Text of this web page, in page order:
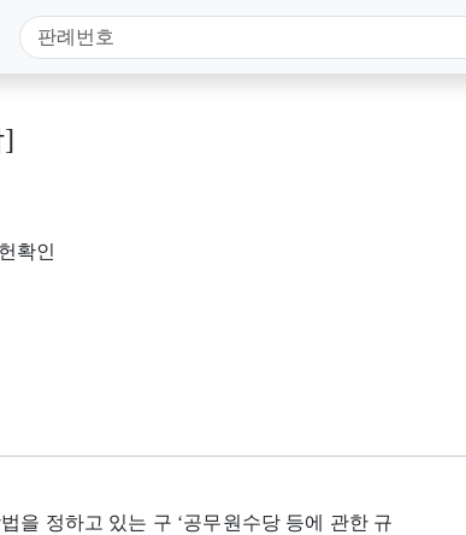
확인
을 정하고 있는 구 ‘공무원수당 등에 관한 규